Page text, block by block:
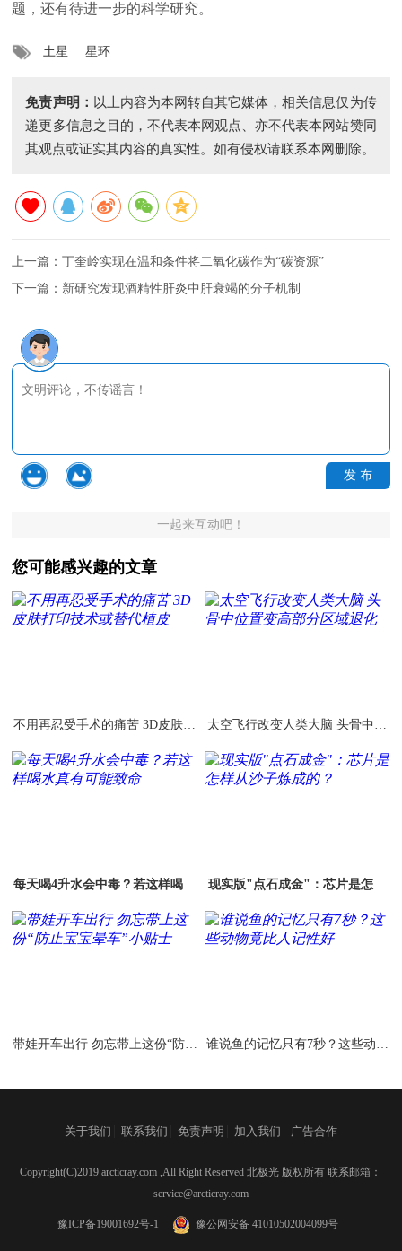
题，还有待进一步的科学研究。
土星 星环
免责声明： 以上内容为本网转自其它媒体，相关信息仅为传
递更多信息之目的，不代表本网观点、亦不代表本网站赞同
其观点或证实其内容的真实性。如有侵权请联系本网删除。
上一篇：丁奎岭实现在温和条件将二氧化碳作为“碳资源”
下一篇： 新研究发现酒精性肝炎中肝衰竭的分子机制
发 布
一起来互动吧！
您可能感兴趣的文章
不用再忍受手术的痛苦 3D皮肤打
太空飞行改变人类大脑 头骨中位
每天喝4升水会中毒？若这样喝水
现实版"点石成金"：芯片是怎样
带娃开车出行 勿忘带上这份“防止
谁说鱼的记忆只有7秒？这些动物
关于我们 联系我们 免责声明 加入我们 广告合作
Copyright(C)2019 arcticray.com ,All Right Reserved 北极光 版权所有 联系邮箱：
service@arcticray.com
豫ICP备19001692号-1 豫公网安备 41010502004099号